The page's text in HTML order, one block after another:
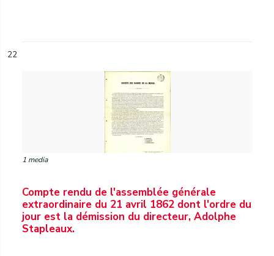
22
1 media
Compte rendu de l'assemblée générale
extraordinaire du 21 avril 1862 dont l'ordre du
jour est la démission du directeur, Adolphe
Stapleaux.